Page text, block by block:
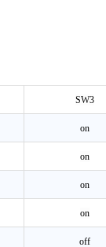
SW3
on
on
on
on
off